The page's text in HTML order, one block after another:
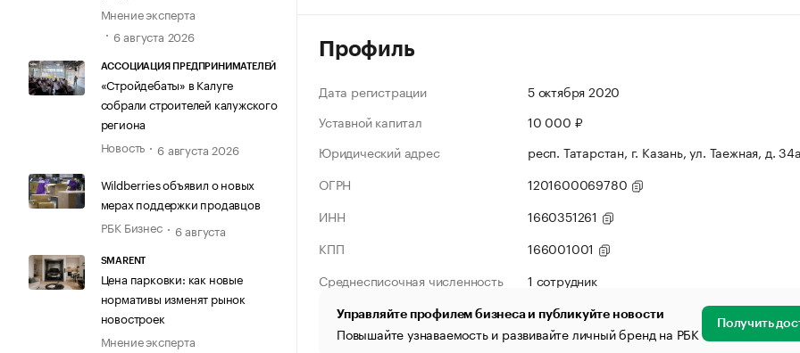
Мнение эксперта
6 августа 2026
АССОЦИАЦИЯ ПРЕДПРИНИМАТЕЛЕЙ
«Стройдебаты» в Калуге
собрали строителей калужского
региона
Новость
6 августа 2026
Wildberries объявил о новых
мерах поддержки продавцов
РБК Бизнес
6 августа
SMARENT
Цена парковки: как новые
нормативы изменят рынок
новостроек
Мнение эксперта
Профиль
Дата регистрации
5 октября 2020
Уставной капитал
10 000 ₽
Юридический адрес
респ. Татарстан, г. Казань, ул. Таежная, д. 34а
ОГРН
1201600069780
ИНН
1660351261
КПП
166001001
Среднесписочная численность
1 сотрудник
Управляйте профилем бизнеса и публикуйте новости
Повышайте узнаваемость и развивайте личный бренд на РБК Получить